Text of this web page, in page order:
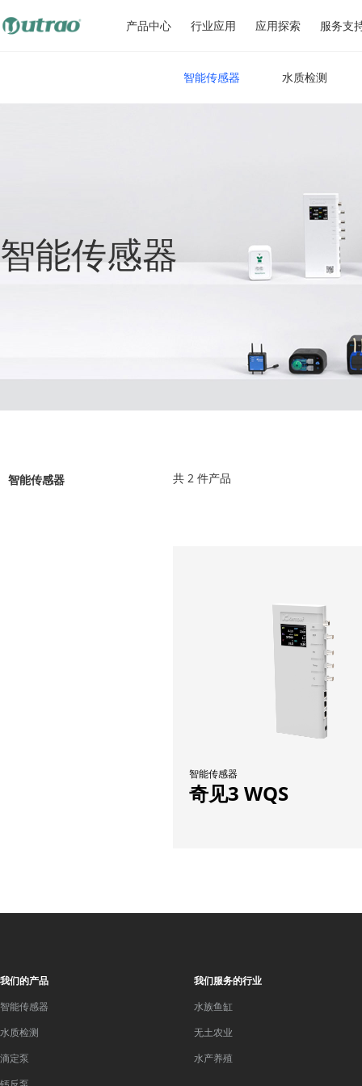
产品中心 行业应用 应用探索 服务支
智能传感器 水质检测
智能传感器
智能传感器 共 2 件产品
智能传感器
奇见3 WQS
我们的产品
智能传感器
水质检测
滴定泵
我们服务的行业
水族鱼缸
无土农业
水产养殖